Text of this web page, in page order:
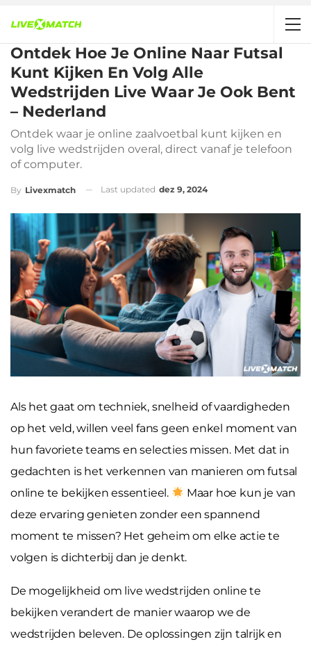
Ontdek Hoe Je Online Naar Futsal
Kunt Kijken En Volg Alle
Wedstrijden Live Waar Je Ook Bent
– Nederland
Ontdek waar je online zaalvoetbal kunt kijken en
volg live wedstrijden overal, direct vanaf je telefoon
of computer.
By Livexmatch Last updated dez 9, 2024
Als het gaat om techniek, snelheid of vaardigheden
op het veld, willen veel fans geen enkel moment van
hun favoriete teams en selecties missen. Met dat in
gedachten is het verkennen van manieren om futsal
online te bekijken essentieel.
Maar hoe kun je van
deze ervaring genieten zonder een spannend
moment te missen? Het geheim om elke actie te
volgen is dichterbij dan je denkt.
De mogelijkheid om live wedstrijden online te
bekijken verandert de manier waarop we de
wedstrijden beleven. De oplossingen zijn talrijk en